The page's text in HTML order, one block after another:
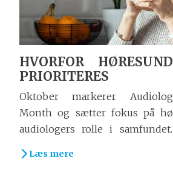
HVORFOR
PRIORITERES
Oktober markerer
Month og sætter fokus på
audiologers rolle i
Læs mere